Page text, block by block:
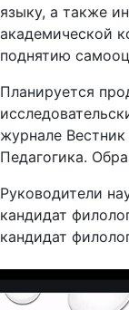
академической
поднятию
Планируется
журнале
Педагогика.
Руководители
кандидат
кандидат